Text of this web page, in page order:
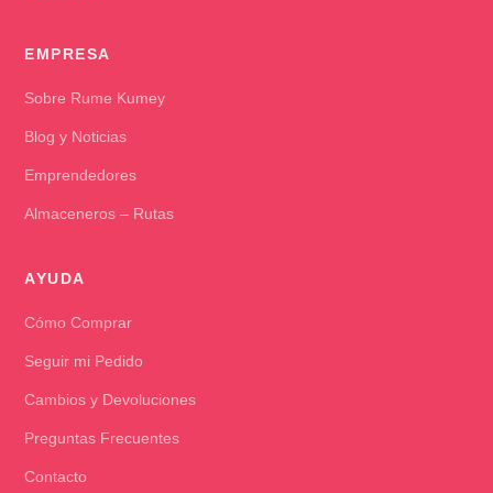
EMPRESA
Sobre Rume Kumey
Blog y Noticias
Emprendedores
Almaceneros – Rutas
AYUDA
Cómo Comprar
Seguir mi Pedido
Cambios y Devoluciones
Preguntas Frecuentes
Contacto